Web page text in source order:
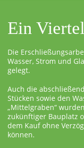
Ein
Die
Wasser, Strom und
gelegt.
Auch die
Stücken sowie den
„Mittelgraben“
zukünftiger Bauplatz
dem Kauf ohne
können.